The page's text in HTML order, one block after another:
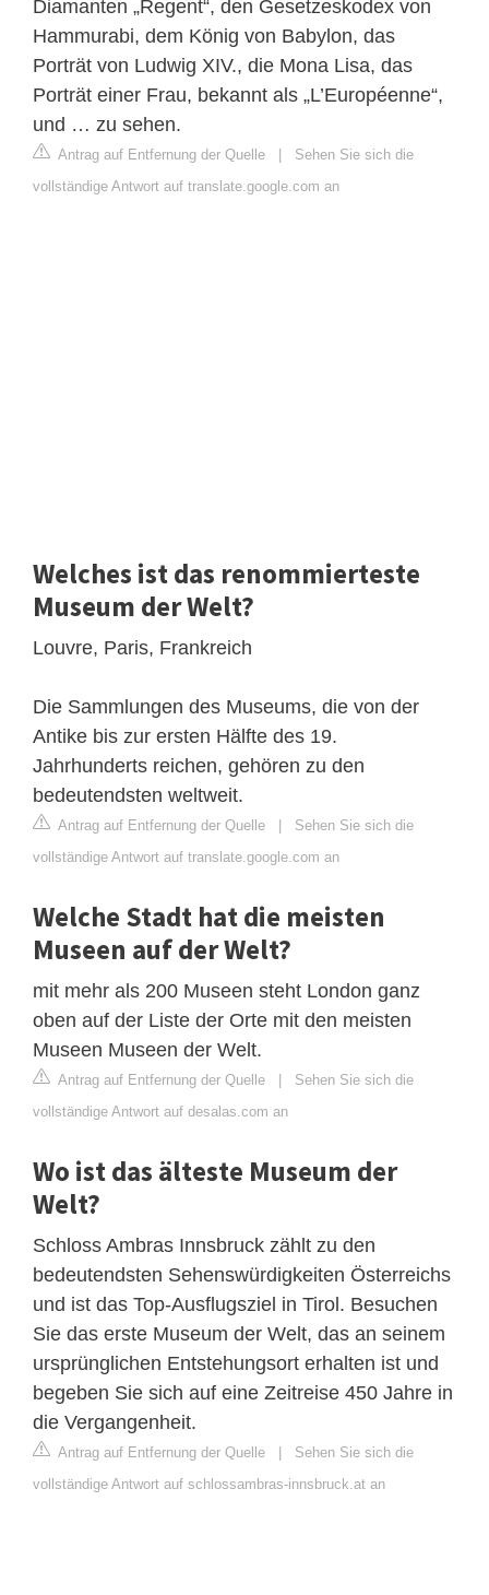
Diamanten „Regent“, den Gesetzeskodex von
Hammurabi, dem König von Babylon, das
Porträt von Ludwig XIV., die Mona Lisa, das
Porträt einer Frau, bekannt als „L’Européenne“,
und … zu sehen.
Antrag auf Entfernung der Quelle | Sehen Sie sich die
vollständige Antwort auf translate.google.com an
Welches ist das renommierteste
Museum der Welt?
Louvre, Paris, Frankreich
Die Sammlungen des Museums, die von der
Antike bis zur ersten Hälfte des 19.
Jahrhunderts reichen, gehören zu den
bedeutendsten weltweit.
Antrag auf Entfernung der Quelle | Sehen Sie sich die
vollständige Antwort auf translate.google.com an
Welche Stadt hat die meisten
Museen auf der Welt?
mit mehr als 200 Museen steht London ganz
oben auf der Liste der Orte mit den meisten
Museen Museen der Welt.
Antrag auf Entfernung der Quelle | Sehen Sie sich die
vollständige Antwort auf desalas.com an
Wo ist das älteste Museum der
Welt?
Schloss Ambras Innsbruck zählt zu den
bedeutendsten Sehenswürdigkeiten Österreichs
und ist das Top-Ausflugsziel in Tirol. Besuchen
Sie das erste Museum der Welt, das an seinem
ursprünglichen Entstehungsort erhalten ist und
begeben Sie sich auf eine Zeitreise 450 Jahre in
die Vergangenheit.
Antrag auf Entfernung der Quelle | Sehen Sie sich die
vollständige Antwort auf schlossambras-innsbruck.at an